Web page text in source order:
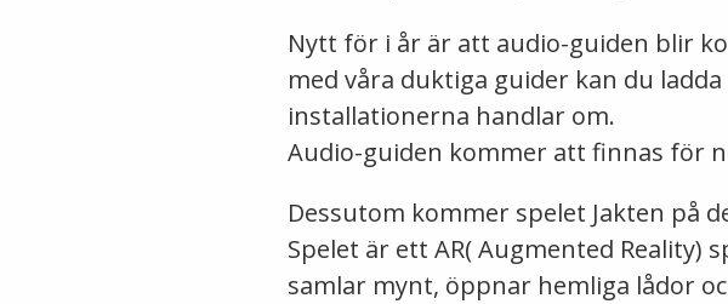
Nytt för i år är att audio-guiden blir
med våra duktiga guider kan du
installationerna handlar om.
Audio-guiden kommer att finnas för
Dessutom kommer spelet Jakten på
Spelet är ett AR( Augmented Reality)
samlar mynt, öppnar hemliga lådor